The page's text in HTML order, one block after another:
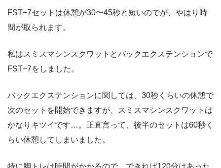
FST−7セットは休憩が30〜45秒と短いのでが、やはり時
間が取られます。
私はスミスマシンスクワットとバックエクステンションで
FST−7をしました。
バックエクステンションに関しては、30秒くらいの休憩で
次のセットを開始できますが、スミスマシンスクワットは
かなりキツイです…。正直言って、後半のセットは60秒く
らい休憩してしまいました。
特に脚トレは時間がかかるので、できれば120分はあった